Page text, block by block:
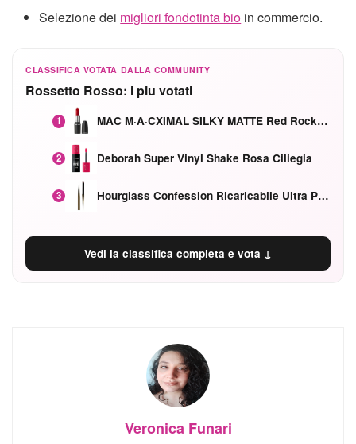
Selezione dei migliori fondotinta bio in commercio.
CLASSIFICA VOTATA DALLA COMMUNITY
Rossetto Rosso: i piu votati
1 MAC M·A·CXIMAL SILKY MATTE Red Rock mat
2 Deborah Super Vinyl Shake Rosa Ciliegia
3 Hourglass Confession Ricaricabile Ultra Preciso Ad Alta Intensità Secretly Classic Red
Vedi la classifica completa e vota ↓
Veronica Funari